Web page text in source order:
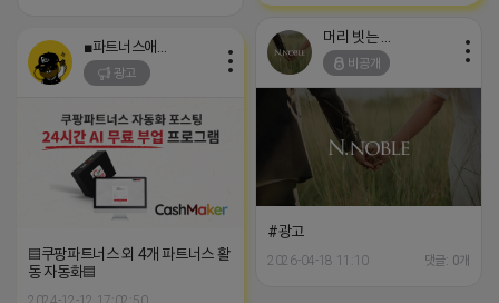
비공개
#광고
2026-04-18 11:10 댓글: 0개
광고
▤쿠팡파트너스 외 4개 파트너스 활
동 자동화▤